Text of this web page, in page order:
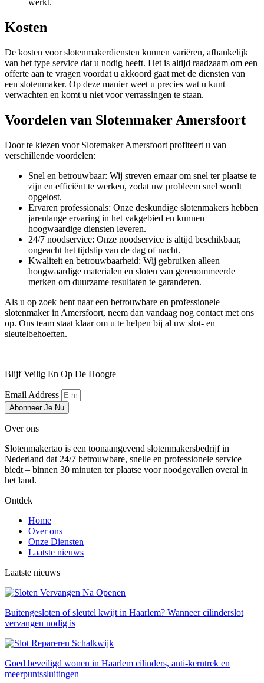
werkt.
Kosten
De kosten voor slotenmakerdiensten kunnen variëren, afhankelijk
van het type service dat u nodig heeft. Het is altijd raadzaam om een
offerte aan te vragen voordat u akkoord gaat met de diensten van
een slotenmaker. Op deze manier weet u precies wat u kunt
verwachten en komt u niet voor verrassingen te staan.
Voordelen van Slotenmaker Amersfoort
Door te kiezen voor Slotemaker Amersfoort profiteert u van
verschillende voordelen:
Snel en betrouwbaar: Wij streven ernaar om snel ter plaatse te
zijn en efficiënt te werken, zodat uw probleem snel wordt
opgelost.
Ervaren professionals: Onze deskundige slotenmakers hebben
jarenlange ervaring in het vakgebied en kunnen
hoogwaardige diensten leveren.
24/7 noodservice: Onze noodservice is altijd beschikbaar,
ongeacht het tijdstip van de dag of nacht.
Kwaliteit en betrouwbaarheid: Wij gebruiken alleen
hoogwaardige materialen en sloten van gerenommeerde
merken om duurzame resultaten te garanderen.
Als u op zoek bent naar een betrouwbare en professionele
slotenmaker in Amersfoort, neem dan vandaag nog contact met ons
op. Ons team staat klaar om u te helpen bij al uw slot- en
sleutelbehoeften.
Blijf Veilig En Op De Hoogte
Email Address
Abonneer Je Nu
Over ons
Slotenmakertao is een toonaangevend slotenmakersbedrijf in
Nederland dat 24/7 betrouwbare, snelle en professionele service
biedt – binnen 30 minuten ter plaatse voor noodgevallen overal in
het land.
Ontdek
Home
Over ons
Onze Diensten
Laatste nieuws
Laatste nieuws
Buitengesloten of sleutel kwijt in Haarlem? Wanneer cilinderslot
vervangen nodig is
Goed beveiligd wonen in Haarlem cilinders, anti-kerntrek en
meerpuntssluitingen